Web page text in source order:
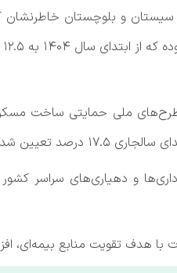
سیستان و بلوچستان خاطرنشان
و دهیاری‌های سراسر
با هدف تقویت منابع